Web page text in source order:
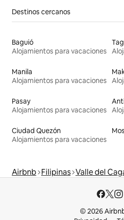
Destinos cercanos
Baguió
Alojamientos para vacaciones
Manila
Alojamientos para vacaciones
Pasay
Alojamientos para vacaciones
Ciudad Quezón
Alojamientos para vacaciones
Airbnb Filipinas Valle del
© 2026